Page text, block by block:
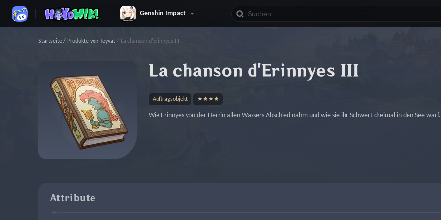
Genshin Impact
Startseite / Produkte von Teyvat / La chanson d'Erinnyes III
La chanson d'Erinnyes III
Auftragsobjekt ★★★★
Wie Erinnyes von der Herrin allen Wassers Abschied nahm und wie sie ihr Schwert dreimal in den See warf.
Attribute